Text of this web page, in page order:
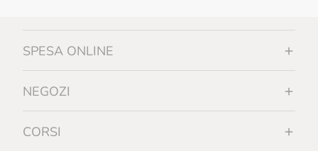
SPESA ONLINE
NEGOZI
CORSI